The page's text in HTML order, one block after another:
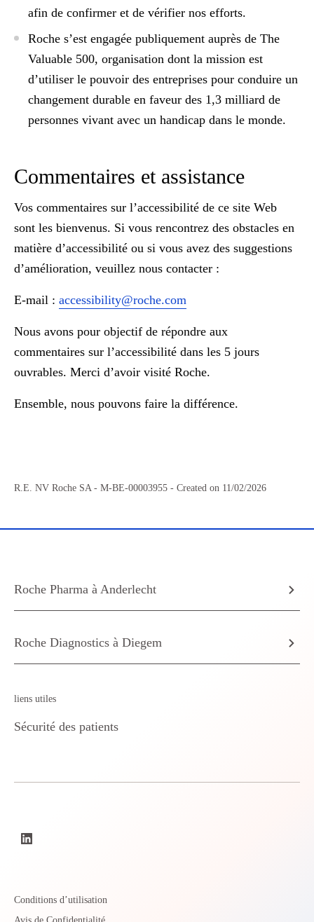
afin de confirmer et de vérifier nos efforts.
Roche s’est engagée publiquement auprès de The
Valuable 500, organisation dont la mission est
d’utiliser le pouvoir des entreprises pour conduire un
changement durable en faveur des 1,3 milliard de
personnes vivant avec un handicap dans le monde.
Commentaires et assistance
Vos commentaires sur l’accessibilité de ce site Web
sont les bienvenus. Si vous rencontrez des obstacles en
matière d’accessibilité ou si vous avez des suggestions
d’amélioration, veuillez nous contacter :
E-mail : accessibility@roche.com
Nous avons pour objectif de répondre aux
commentaires sur l’accessibilité dans les 5 jours
ouvrables. Merci d’avoir visité Roche.
Ensemble, nous pouvons faire la différence.
R.E. NV Roche SA - M-BE-00003955 - Created on 11/02/2026
Roche Pharma à Anderlecht
Roche Diagnostics à Diegem
liens utiles
Sécurité des patients
Conditions d’utilisation